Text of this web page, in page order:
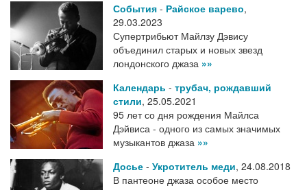
События - Райское варево,
29.03.2023
Супертрибьют Майлзу Дэвису
объединил старых и новых звезд
лондонского джаза »»
Календарь - трубач, рождавший
стили, 25.05.2021
95 лет со дня рождения Майлса
Дэйвиса - одного из самых значимых
музыкантов джаза »»
Досье - Укротитель меди, 24.08.2018
В пантеоне джаза особое место